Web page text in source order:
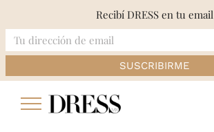
Recibí DRESS en tu email